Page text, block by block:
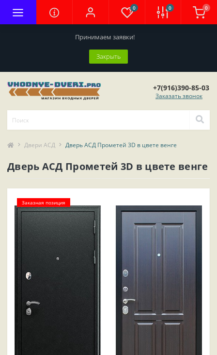
Принимаем заявки!
Закрыть
0 0 0
+7(916)390-85-03
Заказать звонок
Двери АСД Дверь АСД Прометей 3D в цвете венге
Дверь АСД Прометей 3D в цвете венге
Заказная позиция